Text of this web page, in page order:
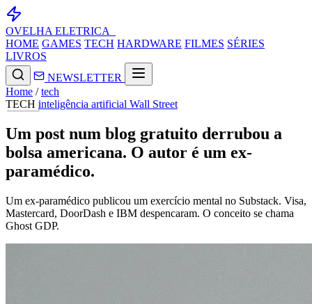
OVELHA ELETRICA_
HOME GAMES TECH HARDWARE FILMES SÉRIES
LIVROS
NEWSLETTER
Home / tech
TECH inteligência artificial Wall Street
Um post num blog gratuito derrubou a
bolsa americana. O autor é um ex-
paramédico.
Um ex-paramédico publicou um exercício mental no Substack. Visa,
Mastercard, DoorDash e IBM despencaram. O conceito se chama
Ghost GDP.